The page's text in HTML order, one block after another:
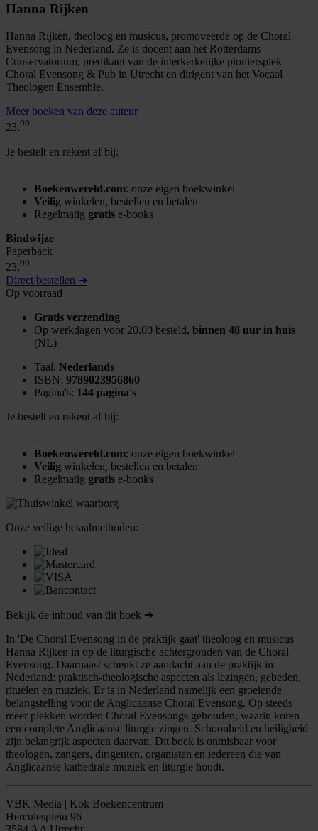
Hanna Rijken
Hanna Rijken, theoloog en musicus, promoveerde op de Choral
Evensong in Nederland. Ze is docent aan het Rotterdams
Conservatorium, predikant van de interkerkelijke pioniersplek
Choral Evensong & Pub in Utrecht en dirigent van het Vocaal
Theologen Ensemble.
Meer boeken van deze auteur
23,99
Je bestelt en rekent af bij:
Boekenwereld.com: onze eigen boekwinkel
Veilig winkelen, bestellen en betalen
Regelmatig gratis e-books
Bindwijze
Paperback
23,99
Direct bestellen ➔
Op voorraad
Gratis verzending
Op werkdagen voor 20.00 besteld, binnen 48 uur in huis
(NL)
Taal: Nederlands
ISBN: 9789023956860
Pagina's: 144 pagina's
Je bestelt en rekent af bij:
Boekenwereld.com: onze eigen boekwinkel
Veilig winkelen, bestellen en betalen
Regelmatig gratis e-books
Onze veilige betaalmethoden:
Bekijk de inhoud van dit boek ➔
In 'De Choral Evensong in de praktijk gaat' theoloog en musicus
Hanna Rijken in op de liturgische achtergronden van de Choral
Evensong. Daarnaast schenkt ze aandacht aan de praktijk in
Nederland: praktisch-theologische aspecten als lezingen, gebeden,
rituelen en muziek. Er is in Nederland namelijk een groeiende
belangstelling voor de Anglicaanse Choral Evensong. Op steeds
meer plekken worden Choral Evensongs gehouden, waarin koren
een complete Anglicaanse liturgie zingen. Schoonheid en heiligheid
zijn belangrijk aspecten daarvan. Dit boek is onmisbaar voor
theologen, zangers, dirigenten, organisten en iedereen die van
Anglicaanse kathedrale muziek en liturgie houdt.
VBK Media | Kok Boekencentrum
Herculesplein 96